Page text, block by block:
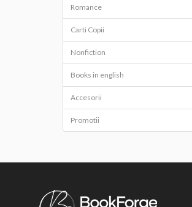
Romance
Carti Copii
Nonfiction
Books in english
Accesorii
Promotii